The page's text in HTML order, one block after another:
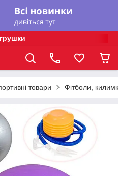
товари Фітболи,